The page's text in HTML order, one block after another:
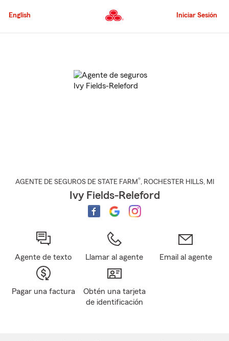
al
principal
English Iniciar Sesión
AGENTE DE SEGUROS DE STATE FARM®, ROCHESTER HILLS, MI
Ivy Fields-Releford
Agente de texto Llamar al agente Email al agente
Pagar una factura
Obtén una tarjeta
de identificación